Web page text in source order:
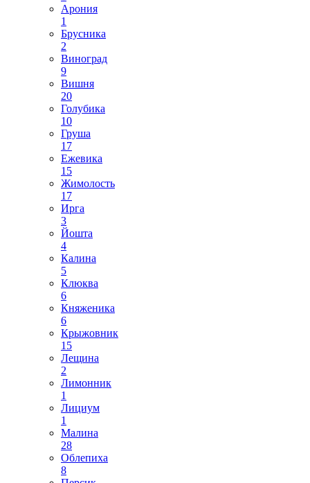
Арония
1
Брусника
2
Виноград
9
Вишня
20
Голубика
10
Груша
17
Ежевика
15
Жимолость
17
Ирга
3
Йошта
4
Калина
5
Клюква
6
Княженика
6
Крыжовник
15
Лещина
2
Лимонник
1
Лициум
1
Малина
28
Облепиха
8